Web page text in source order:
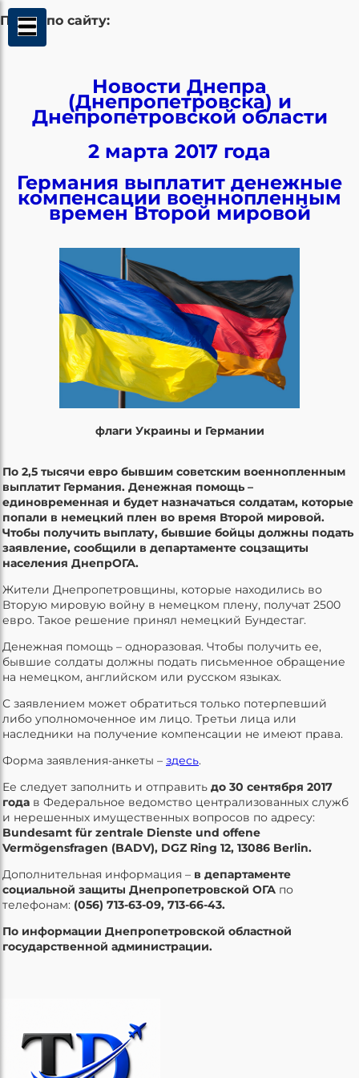
Поиск по сайту:
Новости Днепра
(Днепропетровска) и
Днепропетровской области
2 марта 2017 года
Германия выплатит денежные
компенсации военнопленным
времен Второй мировой
флаги Украины и Германии
По 2,5 тысячи евро бывшим советским военнопленным
выплатит Германия. Денежная помощь –
единовременная и будет назначаться солдатам, которые
попали в немецкий плен во время Второй мировой.
Чтобы получить выплату, бывшие бойцы должны подать
заявление, сообщили в департаменте соцзащиты
населения ДнепрОГА.
Жители Днепропетровщины, которые находились во
Вторую мировую войну в немецком плену, получат 2500
евро. Такое решение принял немецкий Бундестаг.
Денежная помощь – одноразовая. Чтобы получить ее,
бывшие солдаты должны подать письменное обращение
на немецком, английском или русском языках.
С заявлением может обратиться только потерпевший
либо уполномоченное им лицо. Третьи лица или
наследники на получение компенсации не имеют права.
Форма заявления-анкеты – здесь.
Ее следует заполнить и отправить до 30 сентября 2017
года в Федеральное ведомство централизованных служб
и нерешенных имущественных вопросов по адресу:
Bundesamt für zentrale Dienste und offene
Vermögensfragen (BADV), DGZ Ring 12, 13086 Berlin.
Дополнительная информация – в департаменте
социальной защиты Днепропетровской ОГА по
телефонам: (056) 713-63-09, 713-66-43.
По информации Днепропетровской областной
государственной администрации.